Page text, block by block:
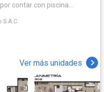
contar con piscina
parrilla, ideal para el
S.A.C.
Ver más unidades